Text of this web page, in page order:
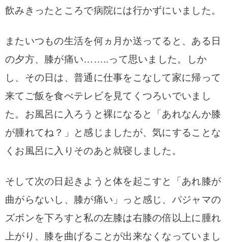
飲みきったところで病院には行かずにいました。
またいつもの生活を何ヵ月か送ってると、ある日
の夕方、膝が痛い……..って思いました。しか
し、その日は、普通に仕事をこなして家に帰って
来てご飯を食べテレビを見てくつろいでいまし
た。お風呂に入ろうと裸になると「 あれなんか膝
が腫れてね？」と感じましたが、気にすることな
くお風呂に入りそのあと就寝しました。
そして次の日起きようと体を起こすと「あれ膝が
曲がらないし、膝が痛い」っと感じ、 パジャマの
ズボンを下ろすと私の左膝は右膝の倍以上に腫れ
上がり、膝を曲げることが出来なくなっていまし